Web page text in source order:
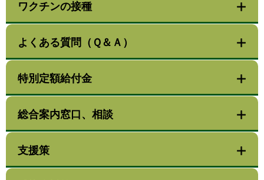
ワクチンの接種
よくある質問（Ｑ＆Ａ）
特別定額給付金
総合案内窓口、相談
支援策